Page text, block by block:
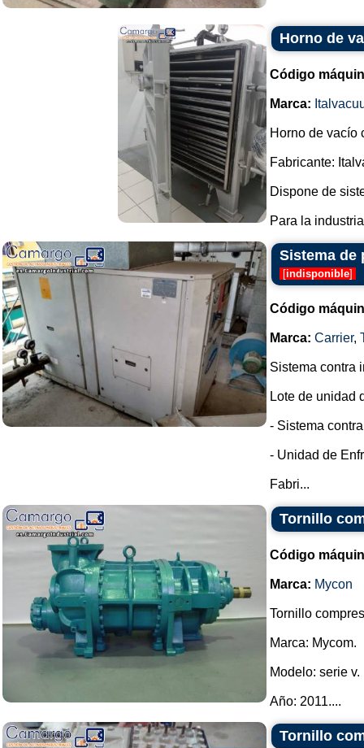
Horno de
Código
Marca:
Horno de vacío
Fabricante:
Dispone de
Para la
Sistema de
[indisponible]
Código
Marca: Carrier,
Sistema contra
Lote de unidad
- Sistema
- Unidad de
Fabri...
Tornillo
Código
Marca: Mycon
Tornillo
Marca: Mycom.
Modelo: serie v.
Año: 2011....
Tornillo